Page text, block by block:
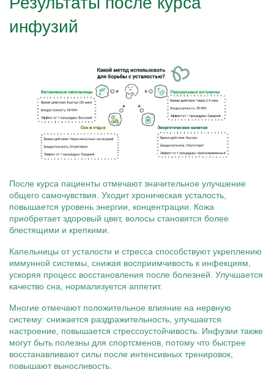
инфузий
После курса пациенты отмечают значительное улучшение
общего самочувствия. Уходит хроническая усталость,
повышается уровень энергии, концентрации. Кожа
приобретает здоровый цвет, волосы становятся более
блестящими и крепкими.
Капельницы от усталости и стресса способствуют укреплению
иммунной системы, снижая восприимчивость к инфекциям,
ускоряя процесс восстановления после болезней. Улучшается
качество сна, нормализуется аппетит.
Многие отмечают положительное влияние на нервную
систему: снижается раздражительность, улучшается
настроение, повышается стрессоустойчивость. Инфузии также
могут быть полезны для спортсменов, потому что быстрее
восстанавливают силы после интенсивных тренировок,
повышают выносливость.